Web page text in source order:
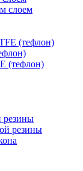
слоем
(тефлон)
(тефлон)
резины
резины